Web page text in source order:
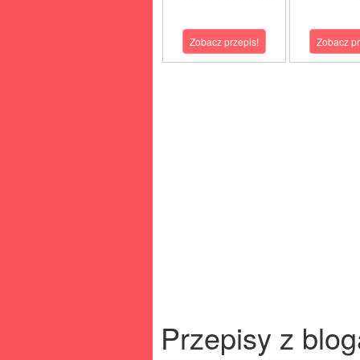
Zobacz przepis! Zobacz
Przepisy z